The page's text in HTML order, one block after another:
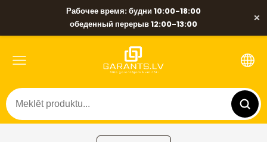
Рабочее время: будни 10:00-18:00
обеденный перерыв 12:00-13:00
×